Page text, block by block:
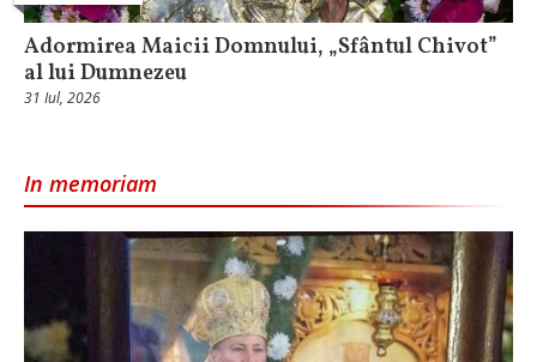
Adormirea Maicii Domnului, „Sfântul Chivot”
al lui Dumnezeu
31 Iul, 2026
In memoriam